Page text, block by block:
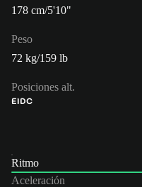
178 cm/5'10"
Peso
72 kg/159 lb
Posiciones alt.
EIDC
Ritmo
Aceleración